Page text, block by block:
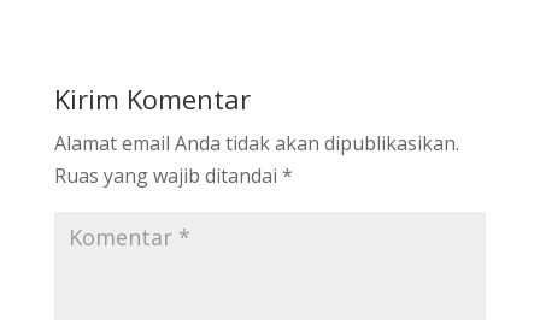
Kirim Komentar
Alamat email Anda tidak akan dipublikasikan.
Ruas yang wajib ditandai *